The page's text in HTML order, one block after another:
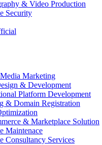
& Video Production
Security
Marketing
& Development
Platform Development
& Domain Registration
& Marketplace Solution
Maintenace
Consultancy Services